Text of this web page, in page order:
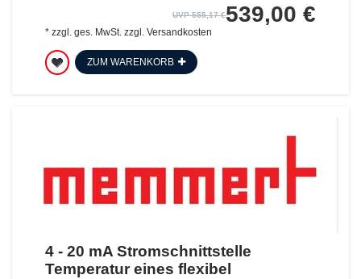
UVP 555,17 €539,00 €
* zzgl. ges. MwSt. zzgl. Versandkosten
ZUM WARENKORB
4 - 20 mA Stromschnittstelle
Temperatur eines flexibel